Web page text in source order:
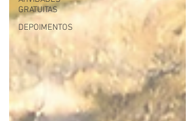
GRATUITAS
DEPOIMENTOS